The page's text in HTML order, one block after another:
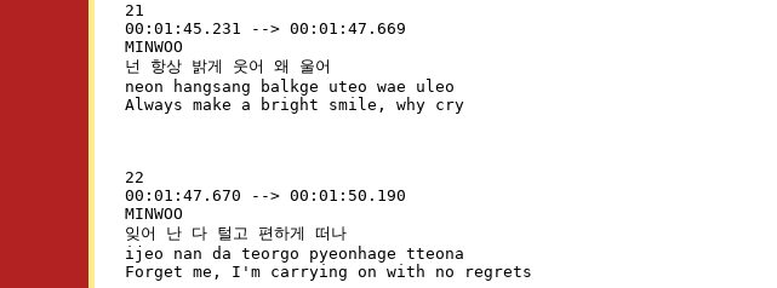
21
00:01:45.231 --> 00:01:47.669
MINWOO
넌 항상 밝게 웃어 왜 울어
neon hangsang balkge uteo wae uleo
22
00:01:47.670 --> 00:01:50.190
MINWOO
잊어 난 다 털고 편하게 떠나
ijeo nan da teorgo pyeonhage tteona